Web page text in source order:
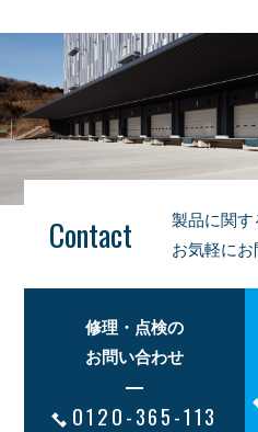
Contact
製品に関す
お気軽にお
修理・点検の
お問い合わせ
0120-365-113